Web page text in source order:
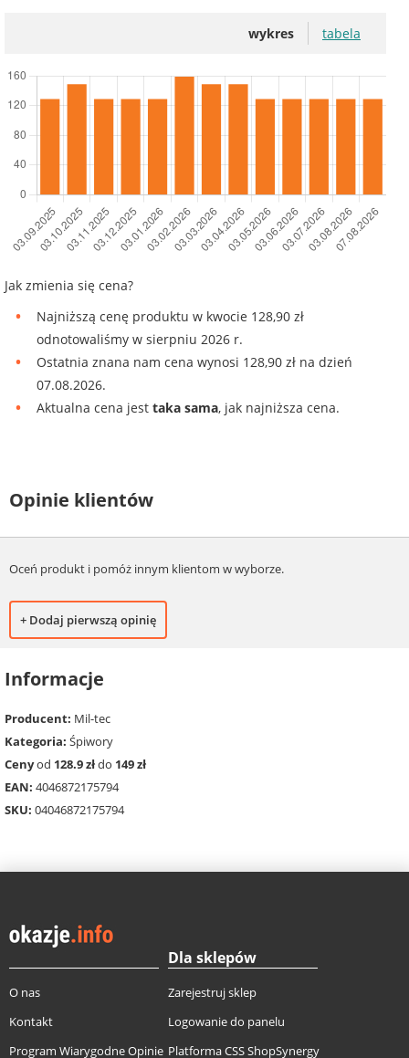
wykres tabela
Jak zmienia się cena?
Najniższą cenę produktu w kwocie 128,90 zł
odnotowaliśmy w sierpniu 2026 r.
Ostatnia znana nam cena wynosi 128,90 zł na dzień
07.08.2026.
Aktualna cena jest taka sama, jak najniższa cena.
Opinie klientów
Oceń produkt i pomóż innym klientom w wyborze.
+ Dodaj pierwszą opinię
Informacje
Producent: Mil-tec
Kategoria: Śpiwory
Cenyod 128.9 złdo 149 zł
EAN: 4046872175794
SKU: 04046872175794
O nas
Kontakt
Program Wiarygodne Opinie
Dla sklepów
Zarejestruj sklep
Logowanie do panelu
Platforma CSS ShopSynergy